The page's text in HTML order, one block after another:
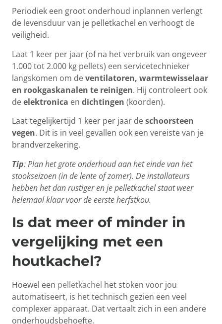
Periodiek een groot onderhoud inplannen verlengt
de levensduur van je pelletkachel en verhoogt de
veiligheid.
Laat 1 keer per jaar (of na het verbruik van ongeveer
1.000 tot 2.000 kg pellets) een servicetechnieker
langskomen om deventilatoren, warmtewisselaar
en rookgaskanalen te reinigen. Hij controleert ook
deelektronica en dichtingen (koorden).
Laat tegelijkertijd 1 keer per jaar deschoorsteen
vegen. Dit is in veel gevallen ook een vereiste van je
brandverzekering.
Tip: Plan het grote onderhoud aan het einde van het
stookseizoen (in de lente of zomer). De installateurs
hebben het dan rustiger en je pelletkachel staat weer
helemaal klaar voor de eerste herfstkou.
Is dat meer of minder in
vergelijking met een
houtkachel?
Hoewel een pelletkachel het stoken voor jou
automatiseert, is het technisch gezien een veel
complexer apparaat. Dat vertaalt zich in een andere
onderhoudsbehoefte.